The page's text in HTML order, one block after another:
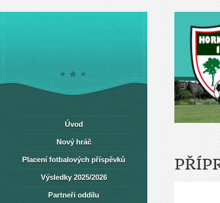
Úvod
Nový hráč
Placení fotbalových příspěvků
Výsledky 2025/2026
Partneři oddílu